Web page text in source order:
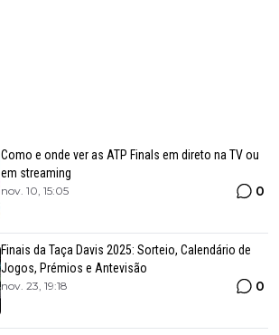
Como e onde ver as ATP Finals em direto na TV ou
em streaming
nov. 10, 15:05 0
Finais da Taça Davis 2025: Sorteio, Calendário de
Jogos, Prémios e Antevisão
nov. 23, 19:18 0